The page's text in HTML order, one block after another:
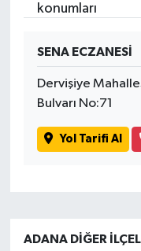
konumları
SENA ECZANESİ
Dervişiye
Bulvarı No:71
Yol Tarifi Al
ADANA DIĞER